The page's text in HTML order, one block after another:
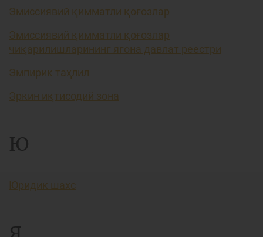
Эмиссиявий қимматли қоғозлар
Эмиссиявий қимматли қоғозлар
чиқарилишларининг ягона давлат реестри
Эмпирик таҳлил
Эркин иқтисодий зона
Ю
Юридик шахс